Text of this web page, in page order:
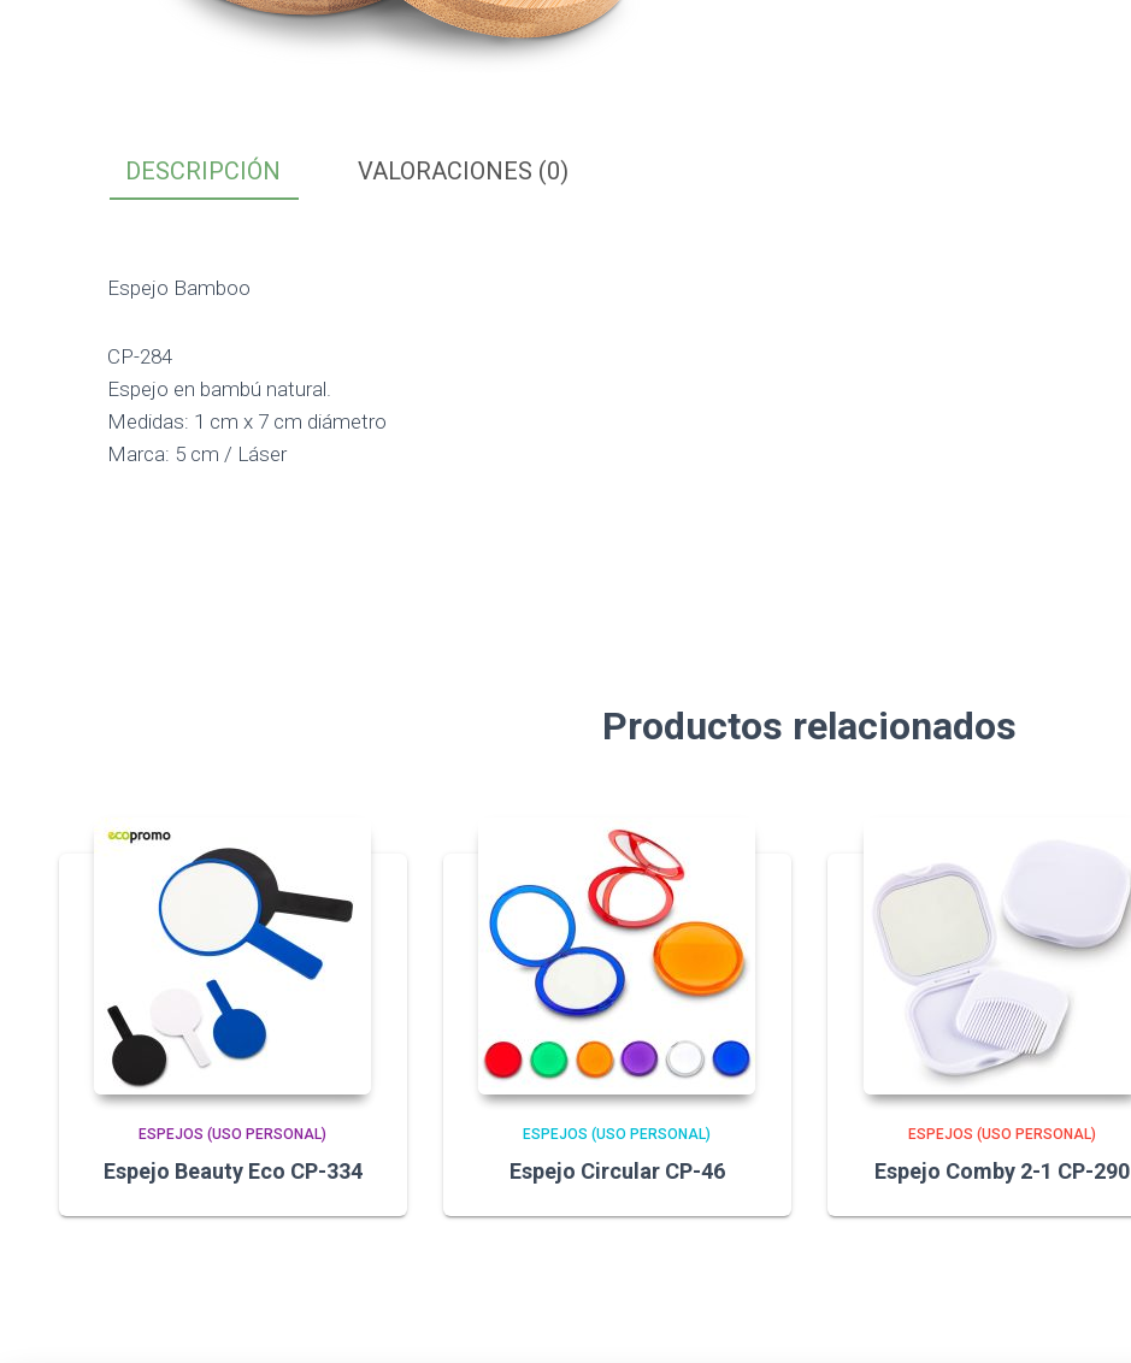
DESCRIPCIÓN VALORACIONES (0)
Espejo Bamboo
CP-284
Espejo en bambú natural.
Medidas: 1 cm x 7 cm diámetro
Marca: 5 cm / Láser
Productos relacionados
ESPEJOS (USO PERSONAL)
Espejo Beauty Eco CP-334
ESPEJOS (USO PERSONAL)
Espejo Circular CP-46
ESPEJOS (USO PERSONAL)
Espejo Comby 2-1 CP-290